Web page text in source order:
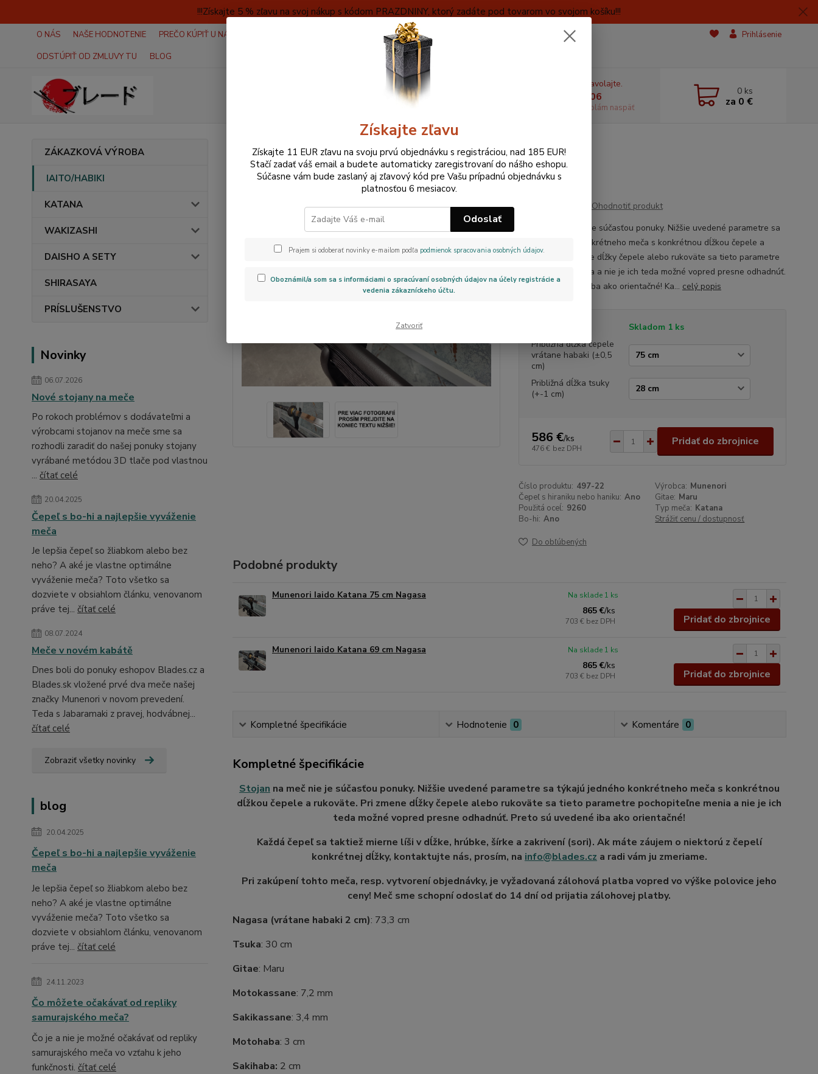
!!!Získajte 5 % zľavu na svoj nákup s kódom PRAZDNINY, ktorý zadáte pod tovarom vo svojom košíku!!!
O NÁS NAŠE HODNOTENIE PREČO KÚPIŤ U NÁS? OBCHODNÉ INFORMÁCIE
ODSTÚPIŤ OD ZMLUVY TU
BLOG
Prihlásenie
Hľadať
Neviete si rady? Zavolajte.
+420 606059406
Pri nedostupnosti volám naspäť
0 ks
za 0 €
ZÁKAZKOVÁ VÝROBA
IAITO/HABIKI
KATANA
WAKIZASHI
DAISHO A SETY
SHIRASAYA
PRÍSLUŠENSTVO
Novinky
06.07.2026
Nové stojany na meče
Po rokoch problémov s dodávateľmi a
výrobcami stojanov na meče sme sa
rozhodli zaradiť do našej ponuky stojany
vyrábané metódou 3D tlače pod vlastnou
... čítať celé
20.04.2025
Čepeľ s bo-hi a najlepšie vyváženie
meča
Je lepšia čepeľ so žliabkom alebo bez
neho? A aké je vlastne optimálne
vyváženie meča? Toto všetko sa
dozviete v obsiahlom článku, venovanom
práve tej... čítať celé
08.07.2024
Meče v novém kabátě
Dnes boli do ponuky eshopov Blades.cz a
Blades.sk vložené prvé dva meče našej
značky Munenori v novom prevedení.
Teda s Jabaramaki z pravej, hodvábnej...
čítať celé
Zobraziť všetky novinky
blog
20.04.2025
Čepeľ s bo-hi a najlepšie vyváženie
meča
Je lepšia čepeľ so žliabkom alebo bez
neho? A aké je vlastne optimálne
vyváženie meča? Toto všetko sa
dozviete v obsiahlom článku, venovanom
práve tej... čítať celé
24.11.2023
Čo môžete očakávať od repliky
samurajského meča?
Čo je a nie je možné očakávať od repliky
samurajského meča vo vzťahu k jeho
funkčnosti. čítať celé
Munenori Iaito / Habiki
Munenori Iaito / Habiki
Ohodnotiť produkt
Stojan na meč nie je súčasťou ponuky. Nižšie uvedené parametre sa
týkajú jedného konkrétneho meča s konkrétnou dĺžkou čepele a
rukoväte. Pri zmene dĺžky čepele alebo rukoväte sa tieto parametre
pochopiteľne menia a nie je ich teda možné vopred presne odhadnúť.
Preto sú uvedené iba ako orientačné! Ka... celý popis
Skladom 1 ks
Približná dĺžka čepele
vrátane habaki (±0,5
cm)
Približná dĺžka tsuky
(+-1 cm)
586 €/ks
476 € bez DPH
Pridať do zbrojnice
Číslo produktu: 497-22 Výrobca: Munenori
Čepeľ s hiraniku nebo haniku: Ano Gitae: Maru
Použitá oceĺ: 9260 Typ meča: Katana
Bo-hi: Ano Strážiť cenu / dostupnosť
Do obľúbených
Podobné produkty
Munenori Iaido Katana 75 cm Nagasa
865 €/ks
703 € bez DPH
Na sklade 1 ks
Pridať do zbrojnice
Munenori Iaido Katana 69 cm Nagasa
865 €/ks
703 € bez DPH
Na sklade 1 ks
Pridať do zbrojnice
Kompletné špecifikácie Hodnotenie 0 Komentáre 0
Kompletné špecifikácie
Stojan na meč nie je súčasťou ponuky. Nižšie uvedené parametre sa týkajú jedného konkrétneho meča s konkrétnou
dĺžkou čepele a rukoväte. Pri zmene dĺžky čepele alebo rukoväte sa tieto parametre pochopiteľne menia a nie je ich
teda možné vopred presne odhadnúť. Preto sú uvedené iba ako orientačné!
Každá čepeľ sa taktiež mierne líši v dĺžke, hrúbke, šírke a zakrivení (sori). Ak máte záujem o niektorú z čepelí
konkrétnej dĺžky, kontaktujte nás, prosím, na info@blades.cz a radi vám ju zmeriame.
Pri zakúpení tohto meča, resp. vytvorení objednávky, je vyžadovaná zálohová platba vopred vo výške polovice jeho
ceny! Meč sme schopní odoslať do 14 dní od prijatia zálohovej platby.
Nagasa (vrátane habaki 2 cm): 73,3 cm
Tsuka: 30 cm
Gitae: Maru
Motokassane: 7,2 mm
Sakikassane: 3,4 mm
Motohaba: 3 cm
Sakihaba: 2 cm
Získajte zľavu
Získajte 11 EUR zľavu na svoju prvú objednávku s registráciou, nad 185 EUR!
Stačí zadať váš email a budete automaticky zaregistrovaní do nášho eshopu.
Súčasne vám bude zaslaný aj zľavový kód pre Vašu prípadnú objednávku s
platnosťou 6 mesiacov.
Odoslať
Prajem si odoberať novinky e-mailom podľa podmienok spracovania osobných údajov.
Oboznámil/a som sa s informáciami o spracúvaní osobných údajov na účely registrácie a
vedenia zákazníckeho účtu.
Zatvoriť